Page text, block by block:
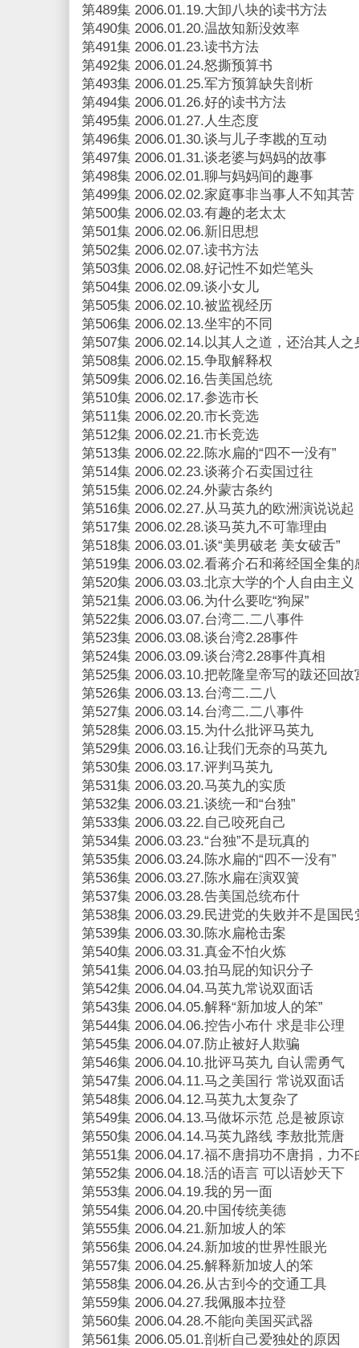
第489集 2006.01.19.大卸八块的读书方法
第490集 2006.01.20.温故知新没效率
第491集 2006.01.23.读书方法
第492集 2006.01.24.怒撕预算书
第493集 2006.01.25.军方预算缺失剖析
第494集 2006.01.26.好的读书方法
第495集 2006.01.27.人生态度
第496集 2006.01.30.谈与儿子李戡的互动
第497集 2006.01.31.谈老婆与妈妈的故事
第498集 2006.02.01.聊与妈妈间的趣事
第499集 2006.02.02.家庭事非当事人不知其苦
第500集 2006.02.03.有趣的老太太
第501集 2006.02.06.新旧思想
第502集 2006.02.07.读书方法
第503集 2006.02.08.好记性不如烂笔头
第504集 2006.02.09.谈小女儿
第505集 2006.02.10.被监视经历
第506集 2006.02.13.坐牢的不同
第507集 2006.02.14.以其人之道，还治其人之
第508集 2006.02.15.争取解释权
第509集 2006.02.16.告美国总统
第510集 2006.02.17.参选市长
第511集 2006.02.20.市长竞选
第512集 2006.02.21.市长竞选
第513集 2006.02.22.陈水扁的“四不一没有”
第514集 2006.02.23.谈蒋介石卖国过往
第515集 2006.02.24.外蒙古条约
第516集 2006.02.27.从马英九的欧洲演说说起
第517集 2006.02.28.谈马英九不可靠理由
第518集 2006.03.01.谈“美男破老 美女破舌”
第519集 2006.03.02.看蒋介石和蒋经国全集的
第520集 2006.03.03.北京大学的个人自由主义
第521集 2006.03.06.为什么要吃“狗屎”
第522集 2006.03.07.台湾二.二八事件
第523集 2006.03.08.谈台湾2.28事件
第524集 2006.03.09.谈台湾2.28事件真相
第525集 2006.03.10.把乾隆皇帝写的跋还回故
第526集 2006.03.13.台湾二.二八
第527集 2006.03.14.台湾二.二八事件
第528集 2006.03.15.为什么批评马英九
第529集 2006.03.16.让我们无奈的马英九
第530集 2006.03.17.评判马英九
第531集 2006.03.20.马英九的实质
第532集 2006.03.21.谈统一和“台独”
第533集 2006.03.22.自己咬死自己
第534集 2006.03.23.“台独”不是玩真的
第535集 2006.03.24.陈水扁的“四不一没有”
第536集 2006.03.27.陈水扁在演双簧
第537集 2006.03.28.告美国总统布什
第538集 2006.03.29.民进党的失败并不是国民
第539集 2006.03.30.陈水扁枪击案
第540集 2006.03.31.真金不怕火炼
第541集 2006.04.03.拍马屁的知识分子
第542集 2006.04.04.马英九常说双面话
第543集 2006.04.05.解释“新加坡人的笨”
第544集 2006.04.06.控告小布什 求是非公理
第545集 2006.04.07.防止被好人欺骗
第546集 2006.04.10.批评马英九 自认需勇气
第547集 2006.04.11.马之美国行 常说双面话
第548集 2006.04.12.马英九太复杂了
第549集 2006.04.13.马做坏示范 总是被原谅
第550集 2006.04.14.马英九路线 李敖批荒唐
第551集 2006.04.17.福不唐捐功不唐捐，力
第552集 2006.04.18.活的语言 可以语妙天下
第553集 2006.04.19.我的另一面
第554集 2006.04.20.中国传统美德
第555集 2006.04.21.新加坡人的笨
第556集 2006.04.24.新加坡的世界性眼光
第557集 2006.04.25.解释新加坡人的笨
第558集 2006.04.26.从古到今的交通工具
第559集 2006.04.27.我佩服本拉登
第560集 2006.04.28.不能向美国买武器
第561集 2006.05.01.剖析自己爱独处的原因